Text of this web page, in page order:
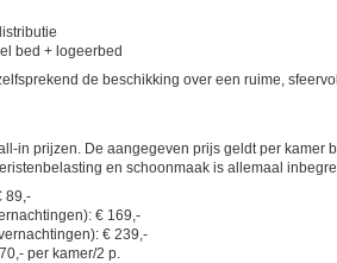
bed + logeerbed
de beschikking over een ruime,
in prijzen. De aangegeven prijs geldt per kamer
en schoonmaak is allemaal
89,-
€ 169,-
€ 239,-
per kamer/2 p.